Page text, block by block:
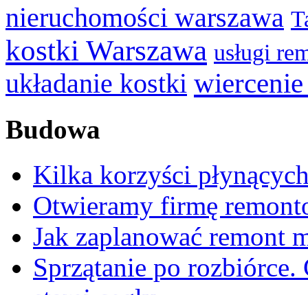
nieruchomości warszawa
kostki Warszawa usługi
układanie kostki
Budowa
Kilka korzyści
Otwieramy firmę
Jak zaplanować remont
Sprzątanie po rozbiórce.